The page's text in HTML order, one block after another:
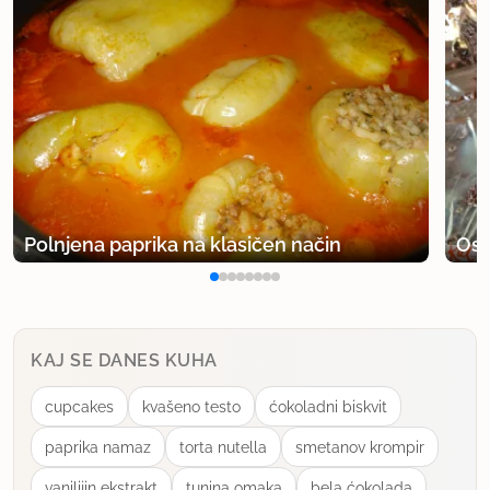
Polnjena paprika na klasičen način
KAJ SE DANES KUHA
cupcakes kvašeno testo ćokoladni biskvit
paprika namaz torta nutella smetanov krompir